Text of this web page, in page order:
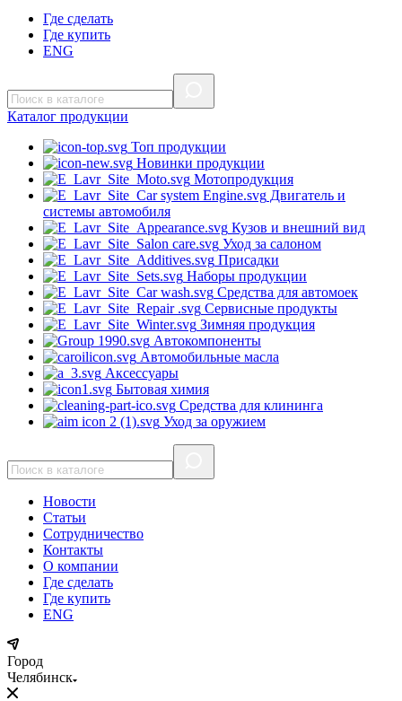
Где сделать
Где купить
ENG
Каталог продукции
Топ продукции
Новинки продукции
Мотопродукция
Двигатель и
системы автомобиля
Кузов и внешний вид
Уход за салоном
Присадки
Наборы продукции
Средства для автомоек
Сервисные продукты
Зимняя продукция
Автокомпоненты
Автомобильные масла
Аксессуары
Бытовая химия
Средства для клининга
Уход за оружием
Новости
Статьи
Сотрудничество
Контакты
О компании
Где сделать
Где купить
ENG
Город
Челябинск